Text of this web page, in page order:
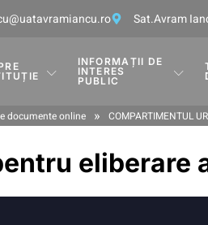
Sat.Avram
INFORMAȚII DE
INTERES
PUBLIC
documente online » COMPARTIMENTUL